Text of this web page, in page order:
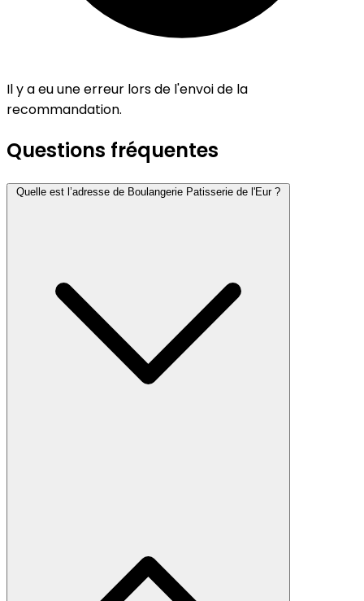
Il y a eu une erreur lors de l'envoi de la
recommandation.
Questions fréquentes
Quelle est l’adresse de Boulangerie Patisserie de l'Eur ?